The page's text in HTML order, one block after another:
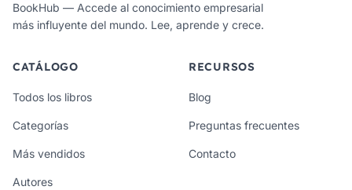
BookHub — Accede al conocimiento empresarial
más influyente del mundo. Lee, aprende y crece.
CATÁLOGO
Todos los libros
Categorías
Más vendidos
Autores
RECURSOS
Blog
Preguntas frecuentes
Contacto